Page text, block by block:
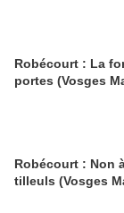
Robécourt : La
portes (Vosges
Robécourt : Non
tilleuls (Vosges